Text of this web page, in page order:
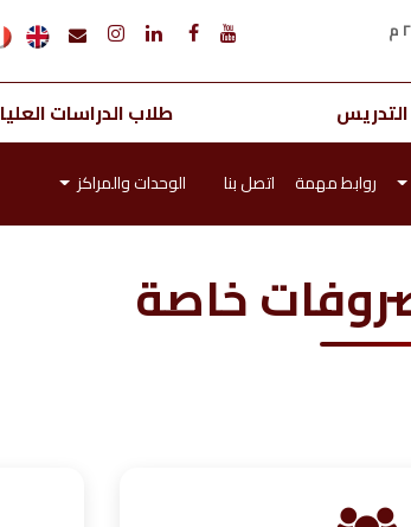
طلاب الدراسات العليا
روابط مهمة اتصل بنا الوحدات والمراكز
خاصة